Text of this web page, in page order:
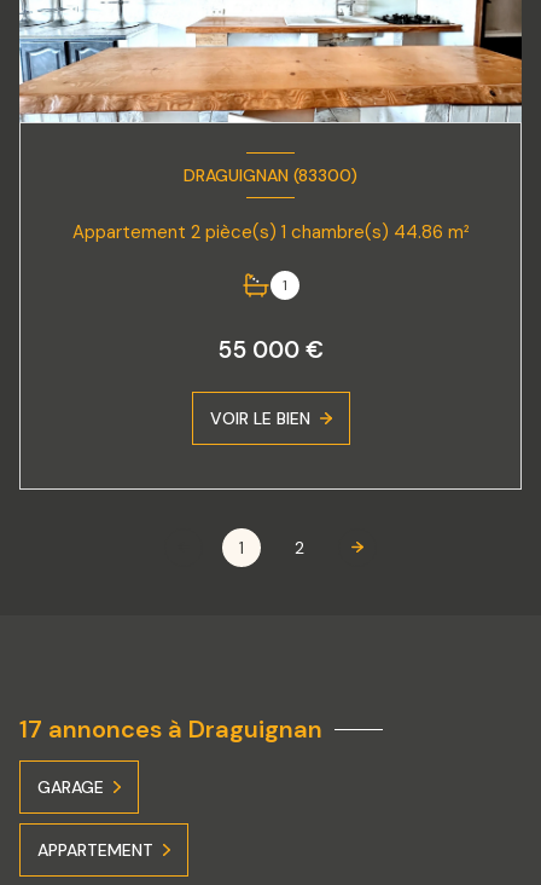
DRAGUIGNAN (83300)
Appartement 2 pièce(s) 1 chambre(s) 44.86 m²
1
55 000 €
VOIR LE BIEN
1 2
17 annonces à Draguignan
GARAGE
APPARTEMENT